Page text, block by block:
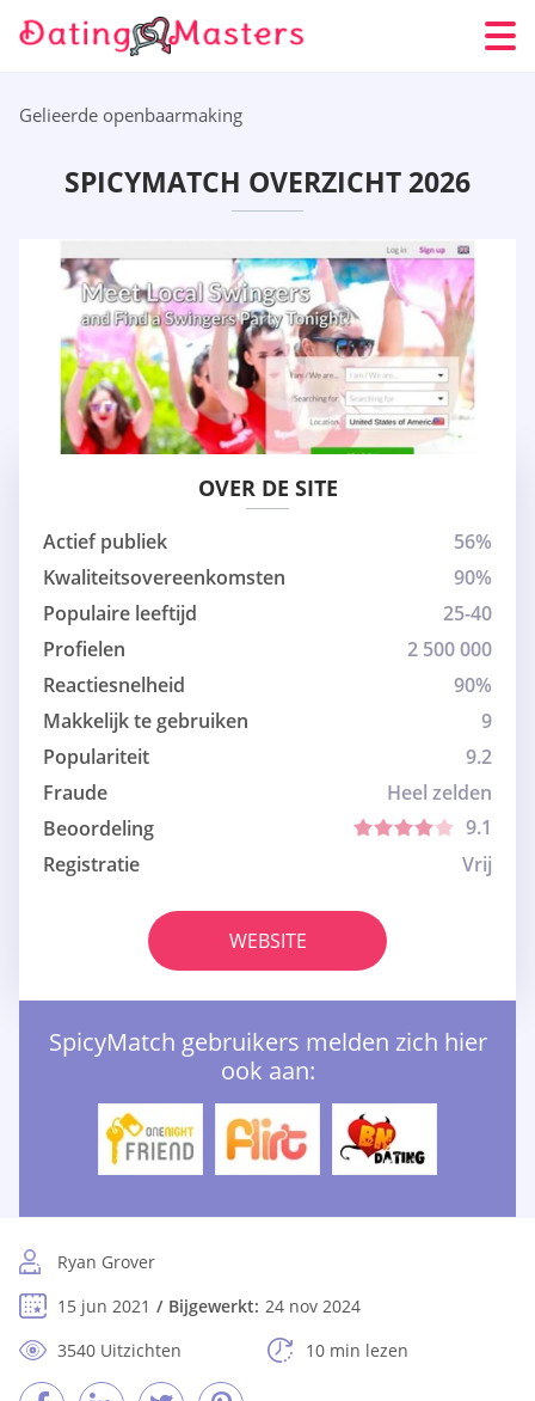
Gelieerde openbaarmaking
SPICYMATCH OVERZICHT 2026
OVER DE SITE
Actief publiek
56%
Kwaliteitsovereenkomsten
90%
Populaire leeftijd
25-40
Profielen
2 500 000
Reactiesnelheid
90%
Makkelijk te gebruiken
9
Populariteit
9.2
Fraude
Heel zelden
Beoordeling
9.1
Registratie
Vrij
WEBSITE
SpicyMatch gebruikers melden zich hier
ook aan:
Ryan Grover
15 jun 2021
Bijgewerkt: 24 nov 2024
3540 Uitzichten
10 min lezen